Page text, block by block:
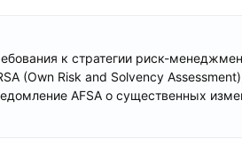
к стратегии риск-
(Own Risk and Solvency
AFSA о существенных